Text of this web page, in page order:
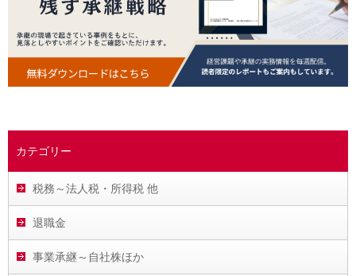
カテゴリー
税務～法人税・所得税 他
退職金
事業承継～自社株ほか